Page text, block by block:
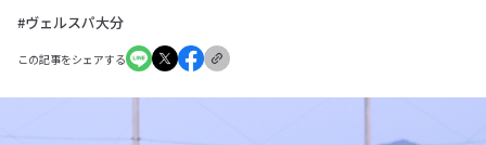
#ヴェルスパ大分
この記事をシェアする